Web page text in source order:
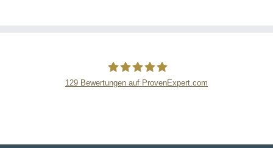
129 Bewertungen auf ProvenExpert.com